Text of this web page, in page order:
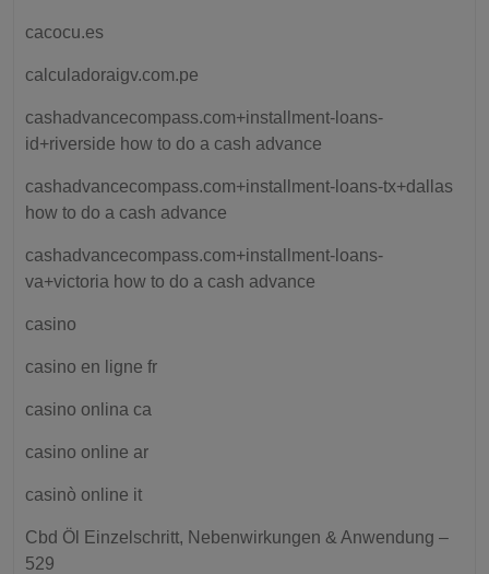
cacocu.es
calculadoraigv.com.pe
cashadvancecompass.com+installment-loans-
id+riverside how to do a cash advance
cashadvancecompass.com+installment-loans-tx+dallas
how to do a cash advance
cashadvancecompass.com+installment-loans-
va+victoria how to do a cash advance
casino
casino en ligne fr
casino onlina ca
casino online ar
casinò online it
Cbd Öl Einzelschritt, Nebenwirkungen & Anwendung –
529